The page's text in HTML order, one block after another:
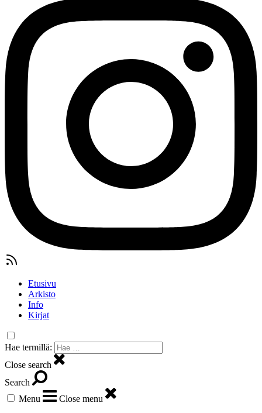
Etusivu
Arkisto
Info
Kirjat
Hae termillä:
Close search
Search
Menu
Close menu